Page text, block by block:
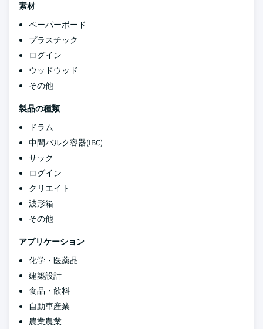
素材
ペーパーボード
プラスチック
ログイン
ウッドウッド
その他
製品の種類
ドラム
中間バルク容器(IBC)
サック
ログイン
クリエイト
波形箱
その他
アプリケーション
化学・医薬品
建築設計
食品・飲料
自動車産業
農業農業